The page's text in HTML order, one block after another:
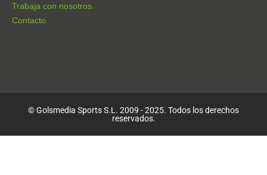
Trabaja con nosotros
Contacto
© Golsmedia Sports S.L. 2009 - 2025. Todos los derechos
reservados.